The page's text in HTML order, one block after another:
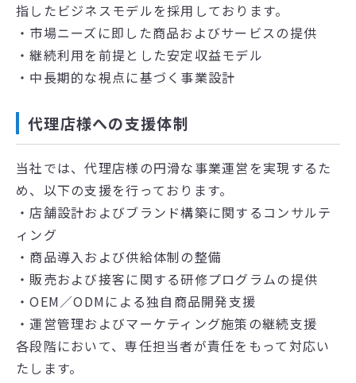
指したビジネスモデルを採用しております。
・市場ニーズに即した商品およびサービスの提供
・継続利用を前提とした安定収益モデル
・中長期的な視点に基づく事業設計
代理店様への支援体制
当社では、代理店様の円滑な事業運営を実現するた
め、以下の支援を行っております。
・店舗設計およびブランド構築に関するコンサルテ
ィング
・商品導入および供給体制の整備
・販売および接客に関する研修プログラムの提供
・OEM／ODMによる独自商品開発支援
・運営管理およびマーケティング施策の継続支援
各段階において、専任担当者が責任をもって対応い
たします。